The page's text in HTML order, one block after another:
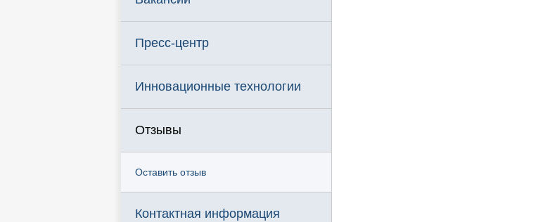
Пресс-центр
Инновационные технологии
Отзывы
Оставить отзыв
Контактная информация